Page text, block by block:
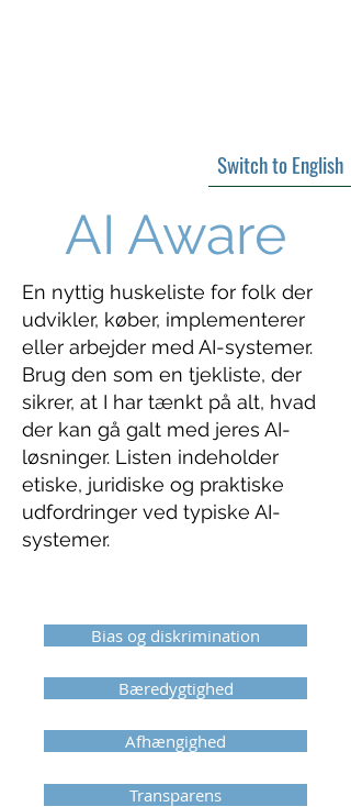
Switch to English
AI Aware
En nyttig huskeliste for folk der
udvikler, køber, implementerer
eller arbejder med AI-systemer.
Brug den som en tjekliste, der
sikrer, at I har tænkt på alt, hvad
der kan gå galt med jeres AI-
løsninger. Listen indeholder
etiske, juridiske og praktiske
udfordringer ved typiske AI-
systemer.
Bias og diskrimination
Bæredygtighed
Afhængighed
Transparens